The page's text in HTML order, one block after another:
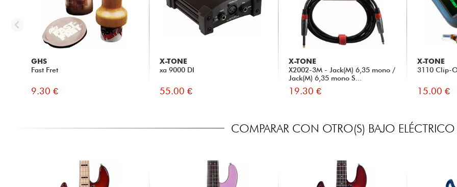
GHS
Fast Fret
9.30 €
X-TONE
xa 9000 DI
55.00 €
X-TONE
X2002-3M - Jack(M) 6,35 mono /
Jack(M) 6,35 mono S...
19.30 €
X-TONE
3110 Clip-
15.00 €
COMPARAR CON OTRO(S) BAJO ELÉCTRICO